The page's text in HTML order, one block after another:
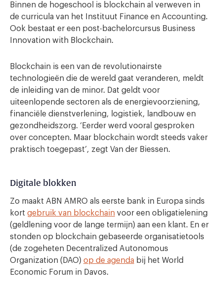
Binnen de hogeschool is blockchain al verweven in
de curricula van het Instituut Finance en Accounting.
Ook bestaat er een post-bachelorcursus Business
Innovation with Blockchain.
Blockchain is een van de revolutionairste
technologieën die de wereld gaat veranderen, meldt
de inleiding van de minor. Dat geldt voor
uiteenlopende sectoren als de energievoorziening,
financiële dienstverlening, logistiek, landbouw en
gezondheidszorg. ‘Eerder werd vooral gesproken
over concepten. Maar blockchain wordt steeds vaker
praktisch toegepast’, zegt Van der Biessen.
Digitale blokken
Zo maakt ABN AMRO als eerste bank in Europa sinds
kort gebruik van blockchain voor een obligatielening
(geldlening voor de lange termijn) aan een klant. En er
stonden op blockchain gebaseerde organisatietools
(de zogeheten Decentralized Autonomous
Organization (DAO) op de agenda bij het World
Economic Forum in Davos.